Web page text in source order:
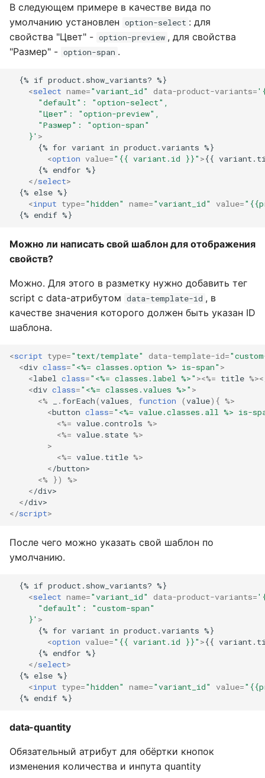
В следующем примере в качестве вида по
умолчанию установлен option-select : для
свойства "Цвет" - option-preview , для свойства
"Размер" - option-span .
  {% if product.show_variants? %}
<select name="variant_id" data-product-variants=
      "default": "option-select",
      "Цвет": "option-preview",
      "Размер": "option-span"
    }'
>
      {% for variant in product.variants %}
<option value="{{ variant.id }}" >{{
      {% endfor %}
</select>
  {% else %}
<input type="hidden" name="variant_id" value=
Можно ли написать свой шаблон для отображения
свойств?
Можно. Для этого в разметку нужно добавить тег
script с data-атрибутом data-template-id , в
качестве значения которого должен быть указан ID
шаблона.
<script type="text/template" data-template-id=
<div class="<%= classes.option %> is-span" >
<label class="<%= classes.label %>" ><%= title %><
<div class="<%= classes.values %>" >
<%
.forEach(values, function (value){ %>
<button class="<%= value.classes.all %> is-
<%= value.controls %>
<%= value. state %>
>
<%= value. title %>
</button>
<%
})
%>
</div>
</div>
</script>
После чего можно указать свой шаблон по
умолчанию.
  {% if product.show_variants? %}
<select name="variant_id" data-product-variants=
      "default": "custom-span"
    }'
>
      {% for variant in product.variants %}
<option value="{{ variant.id }}" >{{
      {% endfor %}
</select>
  {% else %}
<input type="hidden" name="variant_id" value=
data-quantity
Обязательный атрибут для обёртки кнопок
изменения количества и инпута quantity